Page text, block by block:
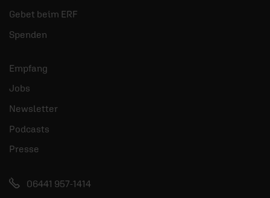
Gebet beim ERF
Spenden
Empfang
Jobs
Newsletter
Podcasts
Presse
06441 957-1414